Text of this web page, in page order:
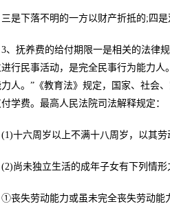
三是下落不明的一方以财产折抵的;四是
3、抚养费的给付期限一是相关的法律
行民事活动，是完全民事行为能力
力人。”《教育法》规定，国家、社会
学费。最高人民法院司法解释规定：
(1)十六周岁以上不满十八周岁，以其
(2)尚未独立生活的成年子女有下列情
①丧失劳动能力或虽未完全丧失劳动能